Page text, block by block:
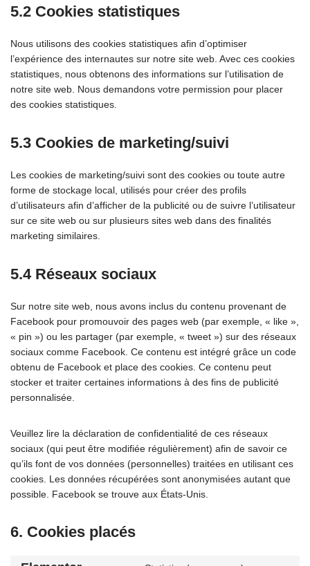
5.2 Cookies statistiques
Nous utilisons des cookies statistiques afin d’optimiser
l’expérience des internautes sur notre site web. Avec ces cookies
statistiques, nous obtenons des informations sur l’utilisation de
notre site web. Nous demandons votre permission pour placer
des cookies statistiques.
5.3 Cookies de marketing/suivi
Les cookies de marketing/suivi sont des cookies ou toute autre
forme de stockage local, utilisés pour créer des profils
d’utilisateurs afin d’afficher de la publicité ou de suivre l’utilisateur
sur ce site web ou sur plusieurs sites web dans des finalités
marketing similaires.
5.4 Réseaux sociaux
Sur notre site web, nous avons inclus du contenu provenant de
Facebook pour promouvoir des pages web (par exemple, « like »,
« pin ») ou les partager (par exemple, « tweet ») sur des réseaux
sociaux comme Facebook. Ce contenu est intégré grâce un code
obtenu de Facebook et place des cookies. Ce contenu peut
stocker et traiter certaines informations à des fins de publicité
personnalisée.
Veuillez lire la déclaration de confidentialité de ces réseaux
sociaux (qui peut être modifiée régulièrement) afin de savoir ce
qu’ils font de vos données (personnelles) traitées en utilisant ces
cookies. Les données récupérées sont anonymisées autant que
possible. Facebook se trouve aux États-Unis.
6. Cookies placés